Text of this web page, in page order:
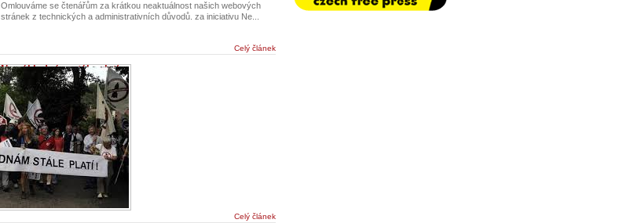
Omlouváme se čtenářům za krátkou neaktuálnost našich webových
stránek z technických a administrativních důvodů. za iniciativu Ne...
Celý článek
Ne základnám stále platí
12.4.2014 -Zprávy z domova
...
Celý článek